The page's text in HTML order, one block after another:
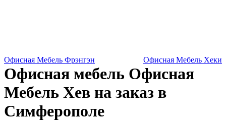
Офисная Мебель Фрэнгэн Офисная Мебель Хеки
Офисная мебель Офисная
Мебель Хев на заказ в
Симферополе